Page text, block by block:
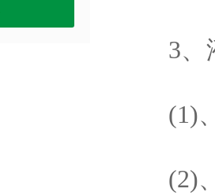
3、液
(1)、
(2)、